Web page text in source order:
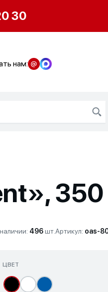
30
нам:
496шт.Артикул: oas-
ЦВЕТ